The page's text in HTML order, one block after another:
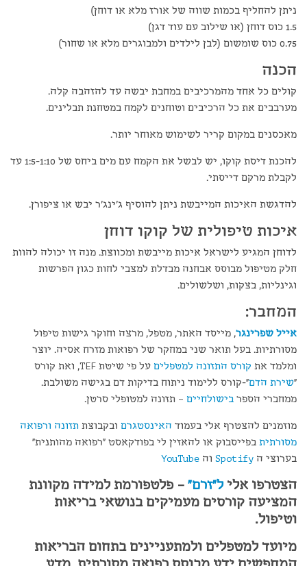
ניתן להחליף בכמות שווה של אורז מלא או דוחן)
1.5 כוס דוחן (או שילוב עם עוד דגן)
0.75 כוס שומשום (לבן לילדים ולמבוגרים מלא או שחור)
הכנה
קולים כל אחד מהמרכיבים במחבת יבשה עד להזהבה קלה.
מערבבים את כל הרכיבים וטוחנים לקמח במטחנת תבלינים.
מאכסנים במקום קריר לשימוש מאוחר יותר.
להכנת דיסת קוקו, יש לבשל את הקמח עם מים ביחס של 1:5-1:10 עד
לקבלת מרקם דייסתי.
להדגשת האיכות המייבשת ניתן להוסיף ג'ינג'ר יבש או ציפורן.
איכות טיפולית של קוקו דוחן
לדוחן המגיע לישראל איכות מייבשת ומכווצת. מנה זו יכולה להוות
חלק מטיפול מבוסס אבחנה מבדלת למצבי לחות כגון הפרשות
וגינליות, בצקות, ושלשולים.
המחבר:
אייל שפרינגר, מייסד האתר, מטפל, מרצה וחוקר גישות טיפול
מסורתיות. בעל תואר שני במחקר של רפואות מזרח אסיה. יוצר
ומלמד את קורס התזונה למטפלים
על פי שיטת TEF, ואת קורס
"שירת הדם"-קורס ללימוד ניתוח בדיקות דם בגישה משולבת.
ממחברי הספר בישולחיים – תזונה למטופלי סרטן.
מוזמנים להצטרף אלי בעמוד האינסטגרם ובקבוצת תזונה ורפואה
מסורתית בפייסבוק או להאזין לי בפודקאסט "רפואה מהותנית"
בערוצי ה Spotify וה YouTube
הצטרפו אלי ל"זרם" – פלטפורמת למידה מקוונת
המציעה קורסים מעמיקים בנושאי בריאות
וטיפול.
מיועד למטפלים ולמתעניינים בתחום הבריאות